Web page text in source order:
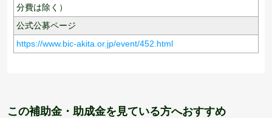
分費は除く）
公式公募ページ
https://www.bic-akita.or.jp/event/452.html
この補助金・助成金を見ている方へおすすめ